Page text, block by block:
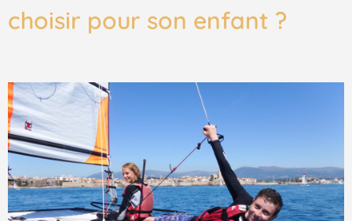
choisir pour son enfant ?